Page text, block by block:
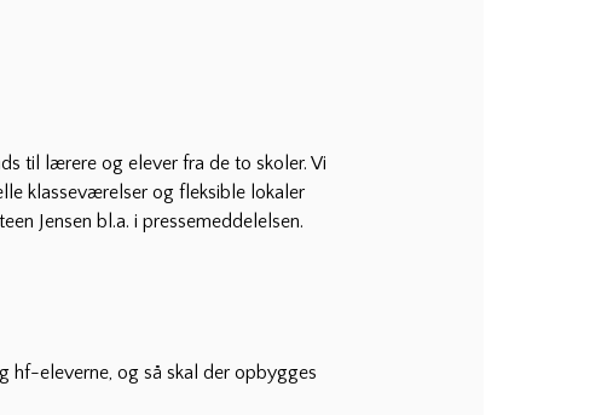
til lærere og elever fra de to skoler. Vi
klasseværelser og fleksible lokaler
Jensen bl.a. i pressemeddelelsen.
hf-eleverne, og så skal der opbygges